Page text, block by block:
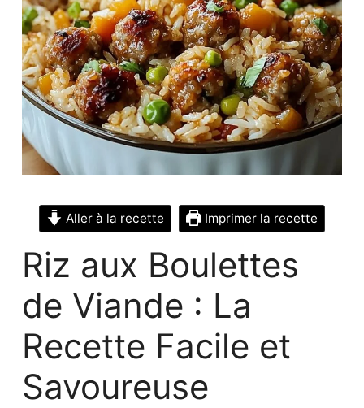
Aller à la recette Imprimer la recette
Riz aux Boulettes
de Viande : La
Recette Facile et
Savoureuse